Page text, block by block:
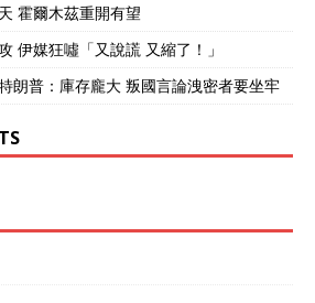
霍爾木茲重開有望
伊媒狂噓「又說謊 又縮了！」
朗普：庫存龐大 叛國言論洩密者要坐牢